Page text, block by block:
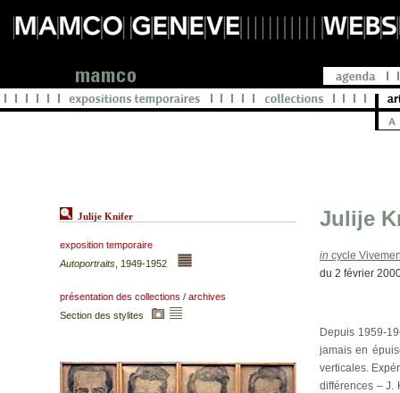
Julije Knifer
exposition temporaire
Autoportraits , 1949-1952
présentation des collections / archives
Section des stylites
Julije
in cycle
du 2 février
Depuis 1959-
jamais en
verticales.
différences – J.